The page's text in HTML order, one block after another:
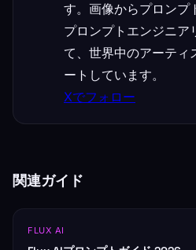
す。画像からプロンプ
プロンプトエンジニア
て、世界中のアーティ
ートしています。
Xでフォロー
関連ガイド
FLUX AI